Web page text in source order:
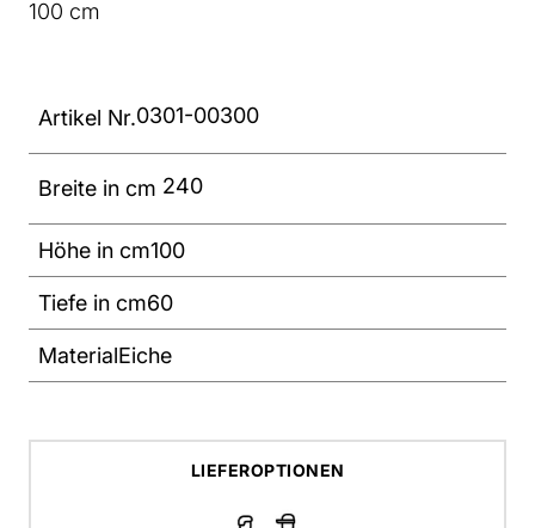
100 cm
Artikel Nr.0301-00300
Breite in cm 240
Höhe in cm100
Tiefe in cm60
MaterialEiche
LIEFEROPTIONEN